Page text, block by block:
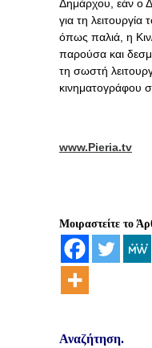
Δημάρχου, εάν ο
για τη λειτουργία
όπως παλιά, η
παρούσα και
τη σωστή
κινηματογράφου
www.Pieria.tv
Μοιραστείτε το
Αναζήτηση.